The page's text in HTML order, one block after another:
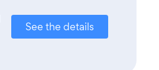
See the details